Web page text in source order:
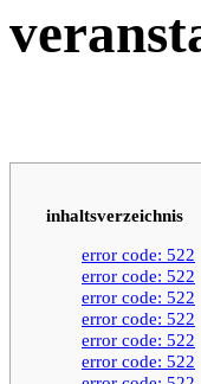
inhaltsverzeichnis
error code: 522
error code: 522
error code: 522
error code: 522
error code: 522
error code: 522